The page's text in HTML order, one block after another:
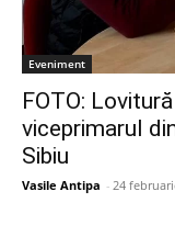
Eveniment
FOTO:
viceprimarul
Sibiu
Vasile Antipa - 24